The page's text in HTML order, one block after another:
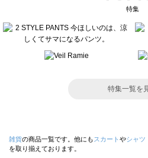
特集
特集一覧を
雑貨の商品一覧です。他にも スカート やシャツ
を取り揃えております。